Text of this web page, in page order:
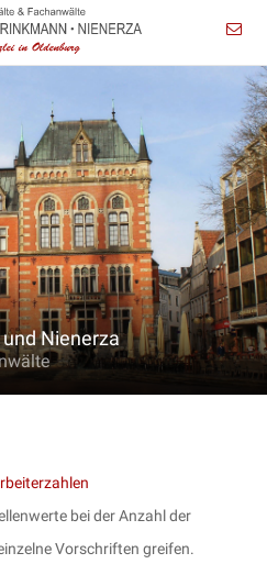
Nienerza
bei der Anzahl der
Vorschriften greifen.